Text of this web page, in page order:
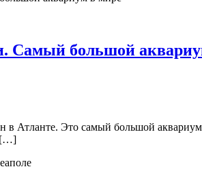
Самый большой
Атланте. Это самый большой
[…]